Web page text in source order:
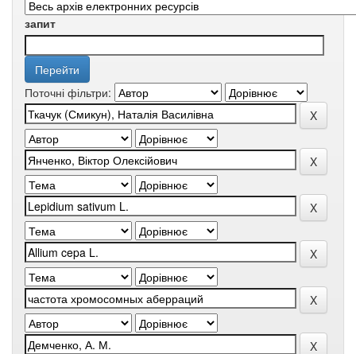
запит
Поточні фільтри: